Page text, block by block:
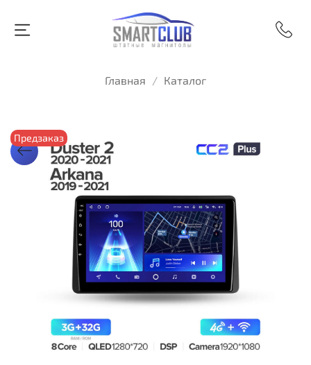
Главная Каталог
Предзаказ